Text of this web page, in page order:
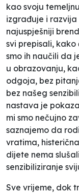
kao svoju
izgrađuje i
najuspješniji
svi prepisali,
smo ih naučili da
u obrazovanju,
odgoja, bez
bez našeg
nastava je
mi smo nečujno
saznajemo da
vratima,
dijete nema
senzibiliziranje
Sve vrijeme, dok